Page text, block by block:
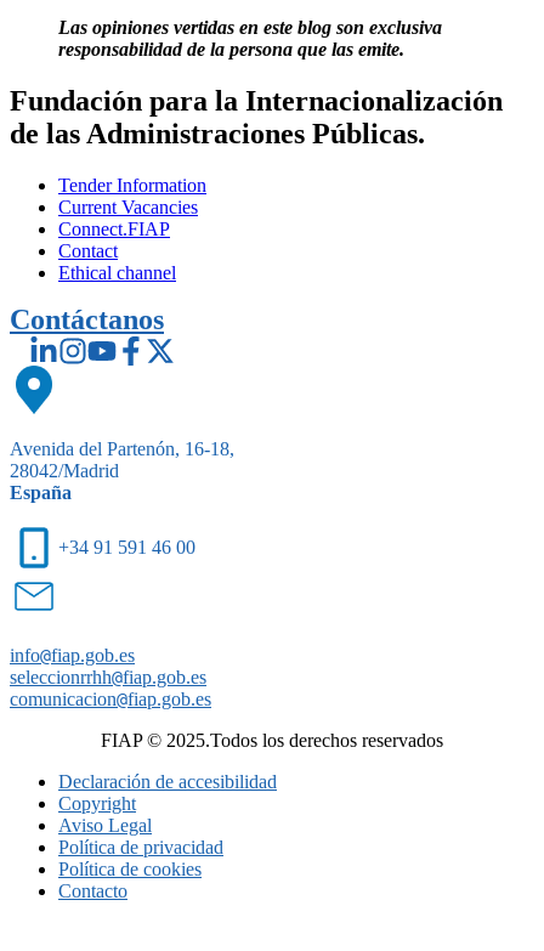
Las opiniones vertidas en este blog son exclusiva
responsabilidad de la persona que las emite.
Fundación para la Internacionalización
de las Administraciones Públicas.
Tender Information
Current Vacancies
Connect.FIAP
Contact
Ethical channel
Contáctanos
Avenida del Partenón, 16-18,
28042/Madrid
España
+34 91 591 46 00
info@fiap.gob.es
seleccionrrhh@fiap.gob.es
comunicacion@fiap.gob.es
FIAP © 2025.Todos los derechos reservados
Declaración de accesibilidad
Copyright
Aviso Legal
Política de privacidad
Política de cookies
Contacto